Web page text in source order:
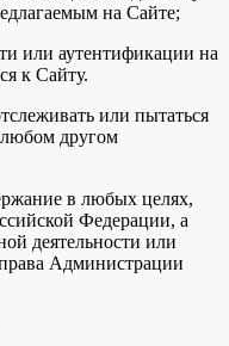
на Сайте;
или аутентификации на
к Сайту.
или пытаться
другом
в любых целях,
Федерации, а
деятельности или
Администрации